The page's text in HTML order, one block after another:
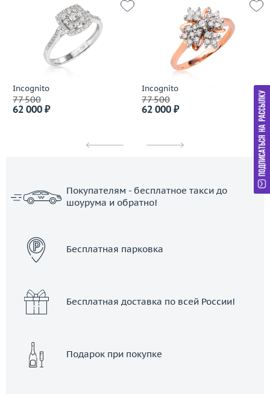
Incognito
77 500
62 000 ₽
Incognito
77 500
62 000 ₽
Покупателям - бесплатное такси до
шоурума и обратно!
Бесплатная парковка
Бесплатная доставка по всей России!
Подарок при покупке